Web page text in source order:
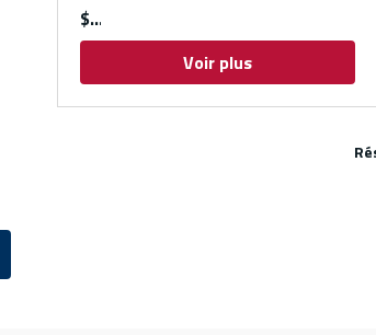
$
Voir plus